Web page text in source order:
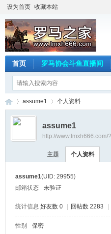
设为首页 收藏本站
首页 罗马协会斗鱼直播间
›
assume1 个人资料
assume1
http://www.lmxh666.com/
主题 个人资料
assume1(UID: 29955)
邮箱状态
未验证
统计信息 好友数 0 回帖数 2283
性别 保密